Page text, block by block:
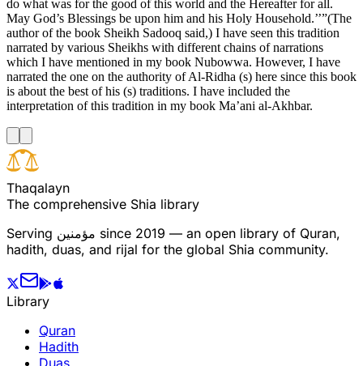
Thaqalayn
The comprehensive Shia library
Serving مؤمنین since 2019 — an open library of Quran,
hadith, duas, and rijal for the global Shia community.
Library
Quran
Hadith
Duas